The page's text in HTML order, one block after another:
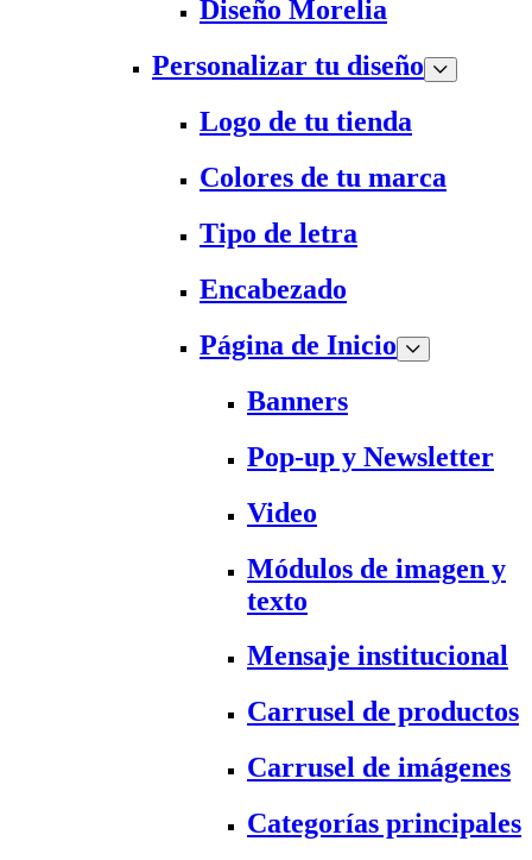
Diseño Morelia
Personalizar tu diseño
Logo de tu tienda
Colores de tu marca
Tipo de letra
Encabezado
Página de Inicio
Banners
Pop-up y Newsletter
Video
Módulos de imagen y
texto
Mensaje institucional
Carrusel de productos
Carrusel de imágenes
Categorías principales